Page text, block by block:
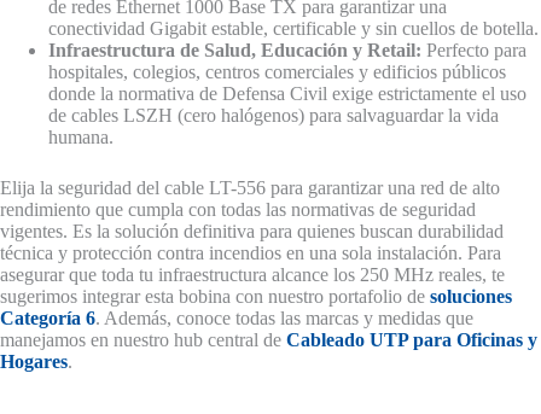
de redes Ethernet 1000 Base TX para garantizar una
conectividad Gigabit estable, certificable y sin cuellos de botella.
Infraestructura de Salud, Educación y Retail: Perfecto para
hospitales, colegios, centros comerciales y edificios públicos
donde la normativa de Defensa Civil exige estrictamente el uso
de cables LSZH (cero halógenos) para salvaguardar la vida
humana.
Elija la seguridad del cable LT-556 para garantizar una red de alto
rendimiento que cumpla con todas las normativas de seguridad
vigentes. Es la solución definitiva para quienes buscan durabilidad
técnica y protección contra incendios en una sola instalación. Para
asegurar que toda tu infraestructura alcance los 250 MHz reales, te
sugerimos integrar esta bobina con nuestro portafolio de soluciones
Categoría 6. Además, conoce todas las marcas y medidas que
manejamos en nuestro hub central de Cableado UTP para Oficinas y
Hogares.